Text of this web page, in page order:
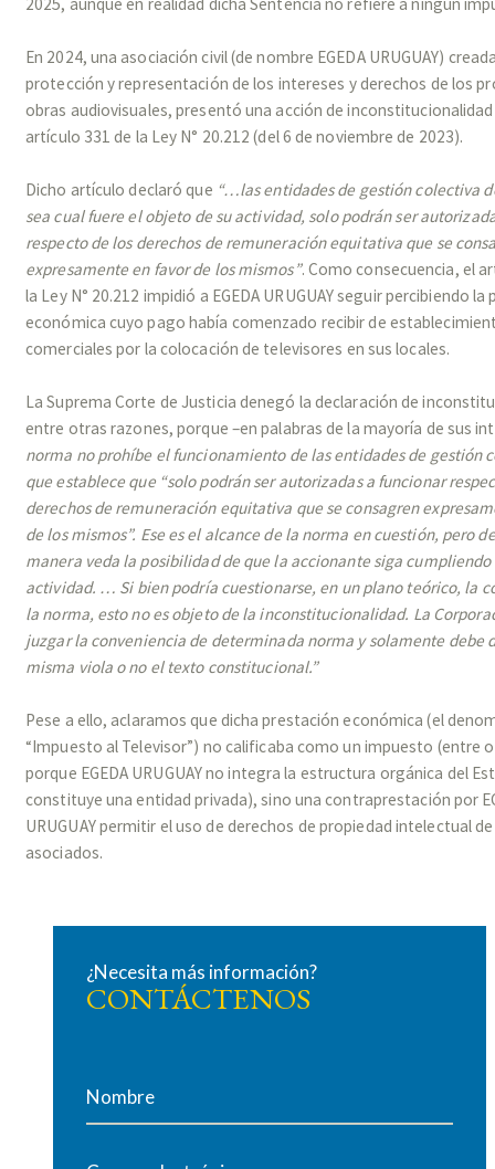
En 2024, una asociación civil (de nombre EGEDA URUGUAY)
protección y representación de los intereses y derechos de los
obras audiovisuales, presentó una acción de
artículo 331 de la Ley N° 20.212 (del 6 de noviembre de 2023).
Dicho artículo declaró que “…las entidades de gestión colectiva
sea cual fuere el objeto de su actividad, solo podrán ser
respecto de los derechos de remuneración equitativa que se
expresamente en favor de los mismos”. Como consecuencia, el
la Ley N° 20.212 impidió a EGEDA URUGUAY seguir percibiendo
económica cuyo pago había comenzado recibir de
comerciales por la colocación de televisores en sus locales.
La Suprema Corte de Justicia denegó la declaración de
entre otras razones, porque –en palabras de la mayoría de sus
norma no prohíbe el funcionamiento de las entidades de gestión
que establece que “solo podrán ser autorizadas a funcionar
derechos de remuneración equitativa que se consagren
de los mismos”. Ese es el alcance de la norma en cuestión, pero
manera veda la posibilidad de que la accionante siga cumpliendo
actividad. … Si bien podría cuestionarse, en un plano teórico, la
la norma, esto no es objeto de la inconstitucionalidad. La
juzgar la conveniencia de determinada norma y solamente debe
misma viola o no el texto constitucional.”
Pese a ello, aclaramos que dicha prestación económica (el
“Impuesto al Televisor”) no calificaba como un impuesto (entre
porque EGEDA URUGUAY no integra la estructura orgánica del
constituye una entidad privada), sino una contraprestación por
URUGUAY permitir el uso de derechos de propiedad intelectual
asociados.
¿Necesita más información?
CONTÁCTENOS